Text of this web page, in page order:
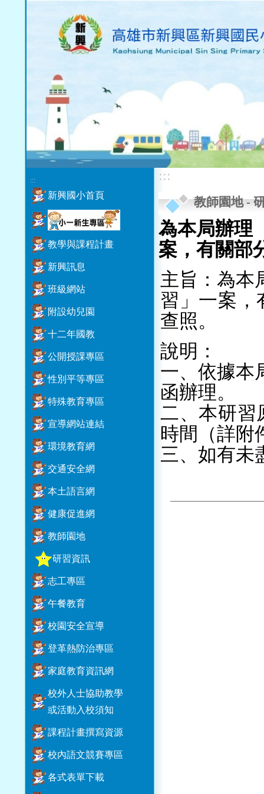
:::
新興國小首頁
教學與課程計畫
新興訊息
班級網站
附設幼兒園
十二年國教
公開授課專區
性別平等專區
特殊教育專區
宣導網站連結
環境教育網
交通安全網
本土語言網
健康促進網
教師園地
研習資訊
志工專區
午餐教育
校園安全宣導
登革熱防治專區
家庭教育資訊網
校外人士協助教學
或活動入校須知
課程計畫撰寫資源
校內語文競賽專區
各式表單下載
:::
教師園地-
為本局辦理
案，有關部
主旨：為本
習」一案，
查照。
說明：
一、依據本
函辦理。
二、本研習
時間（詳附
三、如有未